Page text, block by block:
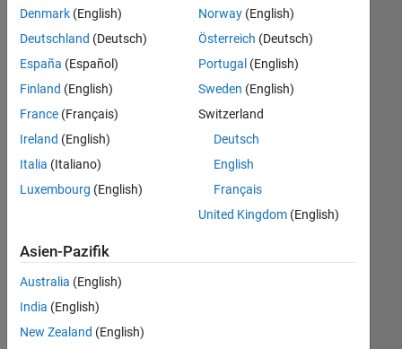
können
die
Suchkriterien
weiter
fassen
oder
alle
Stellenangebote
anzeigen .
noch
keine
offenen
Stellen
Denmark (English)
Deutschland (Deutsch)
España (Español)
Finland (English)
France (Français)
Ireland (English)
Italia (Italiano)
Luxembourg (English)
Norway(English)
Österreich (Deutsch)
Portugal (English)
Sweden (English)
Switzerland
Deutsch
English
Français
United Kingdom(English)
Asien-Pazifik
Australia (English)
India (English)
New Zealand (English)